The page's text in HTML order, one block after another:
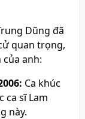
Dũng đã
quan trọng,
anh:
Ca khúc
ca sĩ Lam
này.